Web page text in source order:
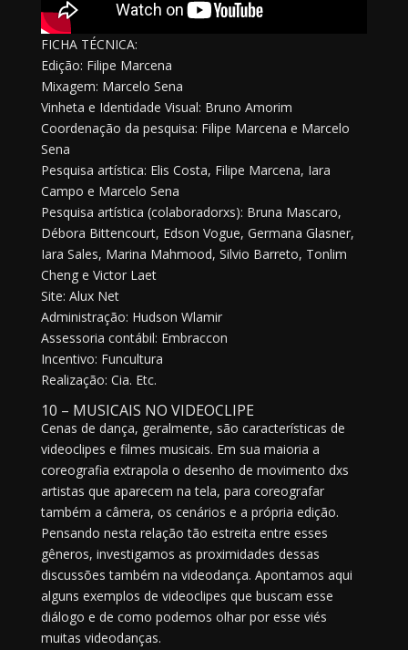
FICHA TÉCNICA:
Edição: Filipe Marcena
Mixagem: Marcelo Sena
Vinheta e Identidade Visual: Bruno Amorim
Coordenação da pesquisa: Filipe Marcena e Marcelo
Sena
Pesquisa artística: Elis Costa, Filipe Marcena, Iara
Campo e Marcelo Sena
Pesquisa artística (colaboradorxs): Bruna Mascaro,
Débora Bittencourt, Edson Vogue, Germana Glasner,
Iara Sales, Marina Mahmood, Silvio Barreto, Tonlim
Cheng e Victor Laet
Site: Alux Net
Administração: Hudson Wlamir
Assessoria contábil: Embraccon
Incentivo: Funcultura
Realização: Cia. Etc.
10 – MUSICAIS NO VIDEOCLIPE
Cenas de dança, geralmente, são características de
videoclipes e filmes musicais. Em sua maioria a
coreografia extrapola o desenho de movimento dxs
artistas que aparecem na tela, para coreografar
também a câmera, os cenários e a própria edição.
Pensando nesta relação tão estreita entre esses
gêneros, investigamos as proximidades dessas
discussões também na videodança. Apontamos aqui
alguns exemplos de videoclipes que buscam esse
diálogo e de como podemos olhar por esse viés
muitas videodanças.